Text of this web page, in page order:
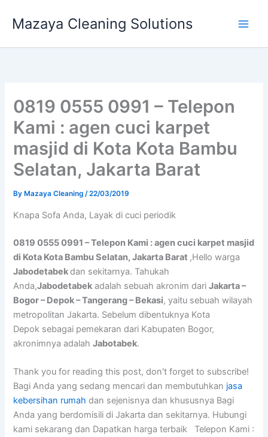
Mazaya Cleaning Solutions
0819 0555 0991 – Telepon
Kami : agen cuci karpet
masjid di Kota Kota Bambu
Selatan, Jakarta Barat
By Mazaya Cleaning/22/03/2019
Knapa Sofa Andа, Layak di cuci periodik
0819 0555 0991 – Telepon Kami : agen cuci karpet masjid
di Kota Kota Bambu Selatan, Jakarta Barat ,Hello warga
Jabodetabekdan sekitarnya. Tahukah
Anda,Jabodetabek adalah sebuah akronim dariJakarta –
Bogor – Depok – Tangerang – Bekasi, yaitu sebuah wilayah
metropolitan Jakarta. Sebelum dibentuknya Kota
Depok sebagai pemekaran dari Kabupaten Bogor,
akronimnya adalahJabotabek.
Thank you for reading this post, don't forget to subscribe!
Bagi Anda yang sedang mencari dan membutuhkan jasa
kebersihan rumah dan sejenisnya dan khususnya Bagi
Anda yang berdomisili di Jakarta dan sekitarnya. Hubungi
kami sekarang dan Dapatkan harga terbaik Telepon Kami :